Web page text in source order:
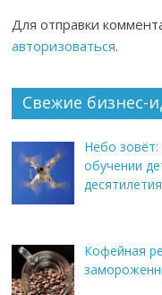
Для отправки
авторизоваться.
Свежие бизнес-
Небо зовёт:
обучении
десятилетия
Кофейная